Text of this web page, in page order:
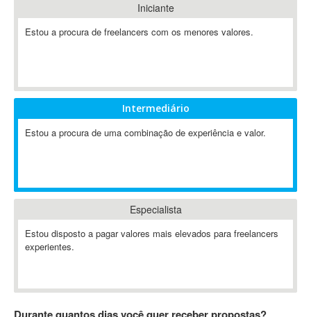
A-GPS
ABAP
Abaqus
ABBYY FineReader
Ableton
Ableton Push
Abstract
Iniciante
Estou a procura de freelancers com os menores valores.
Intermediário
Estou a procura de uma combinação de experiência e valor.
Especialista
Estou disposto a pagar valores mais elevados para freelancers
experientes.